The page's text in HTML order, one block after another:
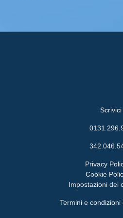
Scrivici
Privacy
Cookie
Impostazioni dei
Termini e condizioni